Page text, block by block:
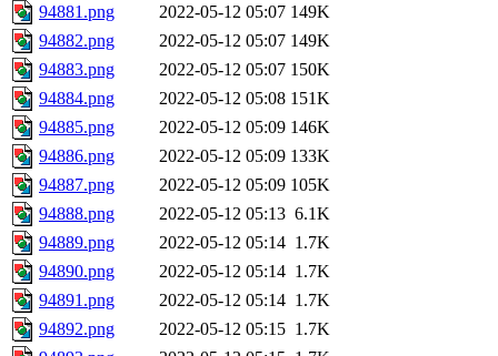
94881.png
2022-05-12 05:07 149K
94882.png
2022-05-12 05:07 149K
94883.png
2022-05-12 05:07 150K
94884.png
2022-05-12 05:08 151K
94885.png
2022-05-12 05:09 146K
94886.png
2022-05-12 05:09 133K
94887.png
2022-05-12 05:09 105K
94888.png
2022-05-12 05:13 6.1K
94889.png
2022-05-12 05:14 1.7K
94890.png
2022-05-12 05:14 1.7K
94891.png
2022-05-12 05:14 1.7K
94892.png
2022-05-12 05:15 1.7K